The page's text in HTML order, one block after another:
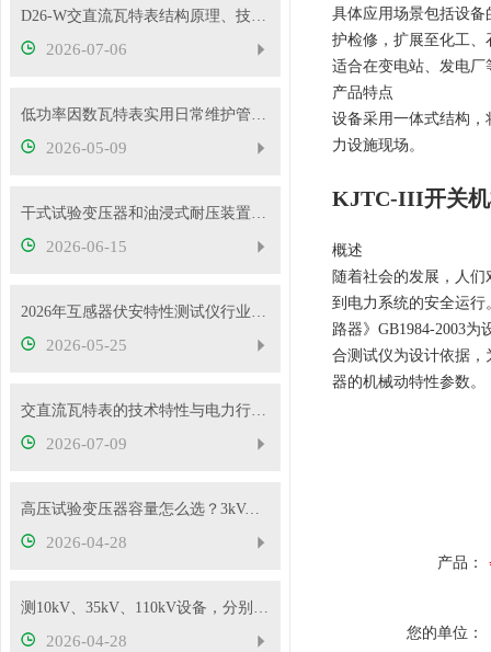
D26-W交直流瓦特表结构原理、技术特性及工程应用解析
2026-07-06
低功率因数瓦特表实用日常维护管控措施
2026-05-09
干式试验变压器和油浸式耐压装置有什么区别？
2026-06-15
2026年互感器伏安特性测试仪行业发展概况
2026-05-25
交直流瓦特表的技术特性与电力行业应用实践
2026-07-09
高压试验变压器容量怎么选？3kVA、5kVA、10kVA够用吗
2026-04-28
测10kV、35kV、110kV设备，分别选哪种高压试验变压器？
2026-04-28
具体应用场景包括设
护检修，扩展至化工
适合在变电站、发电
产品特点
设备采用一体式结构
力设施现场。
KJTC-III开关
概述
随着社会的发展，人
到电力系统的安全运
路器》GB1984-2003
合测试仪为设计依据
器的机械动特性参数。
产品：
您的单位：